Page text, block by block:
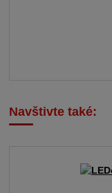
Navštivte také: